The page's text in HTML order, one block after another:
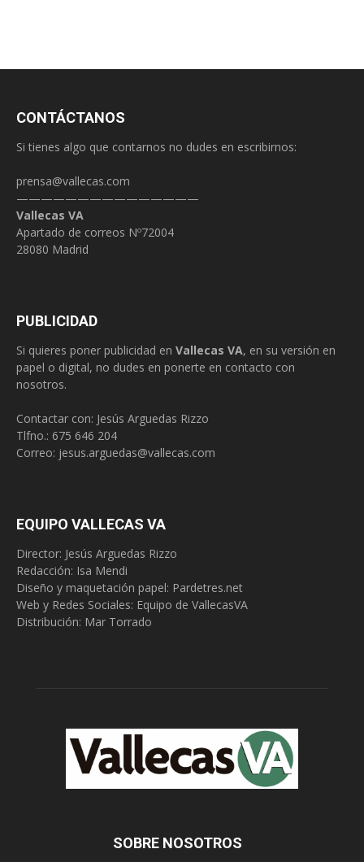
CONTÁCTANOS
Si tienes algo que contarnos no dudes en escribirnos:
prensa@vallecas.com
———————————————
Vallecas VA
Apartado de correos Nº72004
28080 Madrid
PUBLICIDAD
Si quieres poner publicidad en Vallecas VA, en su versión en
papel o digital, no dudes en ponerte en contacto con
nosotros.
Contactar con: Jesús Arguedas Rizzo
Tlfno.: 675 646 204
Correo: jesus.arguedas@vallecas.com
EQUIPO VALLECAS VA
Director: Jesús Arguedas Rizzo
Redacción: Isa Mendi
Diseño y maquetación papel: Pardetres.net
Web y Redes Sociales: Equipo de VallecasVA
Distribución: Mar Torrado
SOBRE NOSOTROS